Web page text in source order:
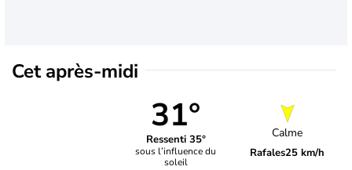
Cet après-midi
31°
Ressenti 35°
sous l’influence du
soleil
Calme
Rafales25 km/h